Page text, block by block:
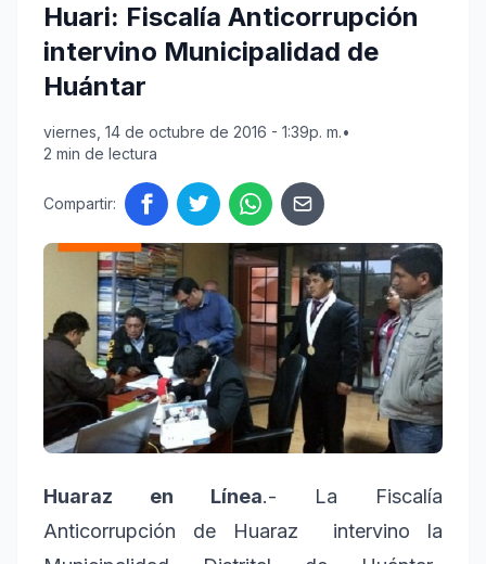
Huari: Fiscalía Anticorrupción
intervino Municipalidad de
Huántar
viernes, 14 de octubre de 2016 - 1:39p. m.•
2 min de lectura
Compartir:
Huaraz en Línea.- La Fiscalía
Anticorrupción de Huaraz intervino la